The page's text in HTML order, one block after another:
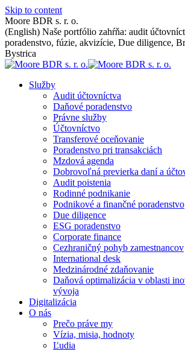
Skip to content
Moore BDR s. r. o.
(English) Naše portfólio zahŕňa: audit
poradenstvo, fúzie, akvizície, Due diligence,
Bystrica
Služby
Audit účtovníctva
Daňové poradenstvo
Právne služby
Účtovníctvo
Transferové oceňovanie
Poradenstvo pri transakciách
Mzdová agenda
Dobrovoľná previerka daní a
Audit poistenia
Rodinné podnikanie
Podnikové a finančné poradenstvo
Due diligence
ESG poradenstvo
Corporate finance
Cezhraničný pohyb zamestnancov
International desk
Medzinárodné zdaňovanie
Daňová optimalizácia v oblasti
vývoja
Digitalizácia
O nás
Prečo práve my
Vízia, misia, hodnoty
Ľudia